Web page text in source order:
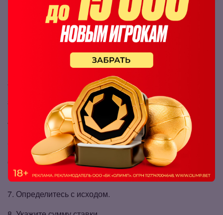
Как поставить на бой RCC в БК Olimpbet
Чтобы заключить пари на бой Olimpbet:
Зарегистрируйтесь или авторизуйтесь в БК
Пополните баланс при необходимости.
Нажмите на кнопку «Линия» вверху экрана.
Найдите раздел «MMA» в вертикальном меню.
Войдите в подраздел «RCC».
Выберите пару Александр Шлеменко – Александр
Илич.
Определитесь с исходом.